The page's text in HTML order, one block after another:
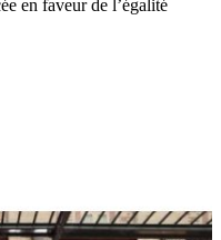
en faveur de l’égalité